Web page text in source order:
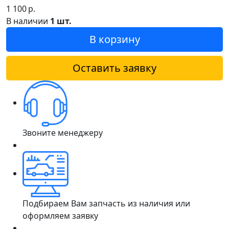
1 100р.
В наличии 1 шт.
В корзину
Оставить заявку
Звоните менеджеру
Подбираем Вам запчасть из наличия или
оформляем заявку